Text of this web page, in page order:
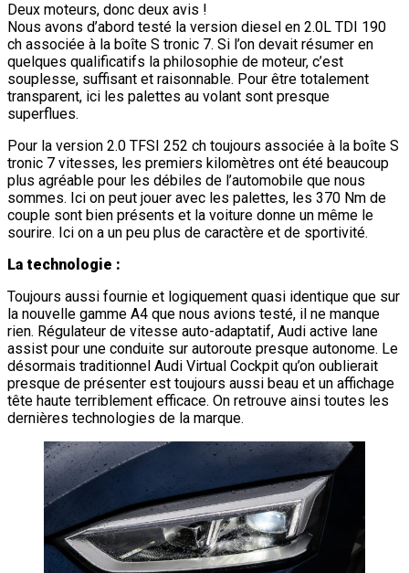
Deux moteurs, donc deux avis !
Nous avons d’abord testé la version diesel en 2.0L TDI 190
ch associée à la boîte S tronic 7. Si l’on devait résumer en
quelques qualificatifs la philosophie de moteur, c’est
souplesse, suffisant et raisonnable. Pour être totalement
transparent, ici les palettes au volant sont presque
superflues.
Pour la version 2.0 TFSI 252 ch toujours associée à la boîte S
tronic 7 vitesses, les premiers kilomètres ont été beaucoup
plus agréable pour les débiles de l’automobile que nous
sommes. Ici on peut jouer avec les palettes, les 370 Nm de
couple sont bien présents et la voiture donne un même le
sourire. Ici on a un peu plus de caractère et de sportivité.
La technologie :
Toujours aussi fournie et logiquement quasi identique que sur
la nouvelle gamme A4 que nous avions testé, il ne manque
rien. Régulateur de vitesse auto-adaptatif, Audi active lane
assist pour une conduite sur autoroute presque autonome. Le
désormais traditionnel Audi Virtual Cockpit qu’on oublierait
presque de présenter est toujours aussi beau et un affichage
tête haute terriblement efficace. On retrouve ainsi toutes les
dernières technologies de la marque.